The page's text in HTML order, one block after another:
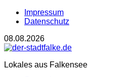
Impressum
Datenschutz
08.08.2026
Lokales aus Falkensee